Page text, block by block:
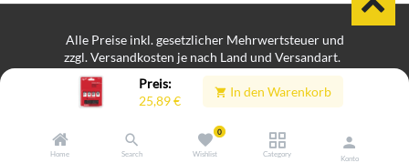
Preis:
25,89€
In den Warenkorb
Home Search
0
Wishlist Category Konto
Alle Preise inkl. gesetzlicher Mehrwertsteuer und
zzgl. Versandkosten je nach Land und Versandart.
Bei Lieferungen in Nicht-EU-Länder können zusätzliche Zölle,
Steuern und Gebühren anfallen.
Impressum
Datenschutz |Hinweisgeberplattform
Cookie-Einstellungen